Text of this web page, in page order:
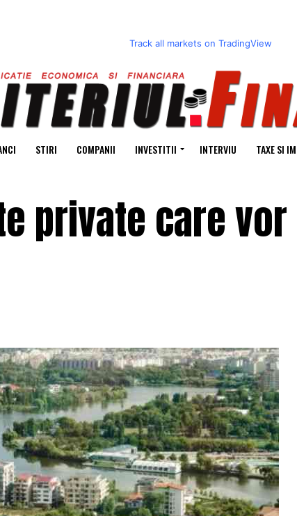
Track all markets on TradingView
STIRI COMPANII INVESTITII INTERVIU TAXE SI
private care